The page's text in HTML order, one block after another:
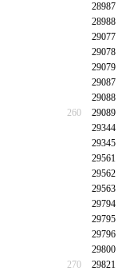
28987
28988
29077
29078
29079
29087
29088
260
29089
29344
29345
29561
29562
29563
29794
29795
29796
29800
270
29821